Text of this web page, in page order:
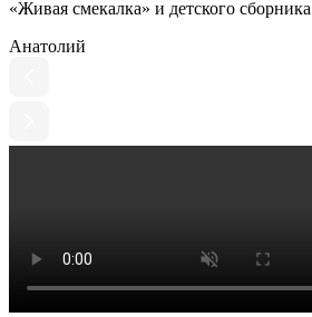
«Живая смекалка» и детского
Анатолий